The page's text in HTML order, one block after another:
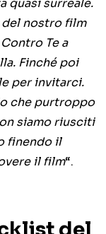
quasi surreale.
del nostro film
Te a
Finché poi
per invitarci.
che purtroppo
siamo riusciti
finendo il
il film“.